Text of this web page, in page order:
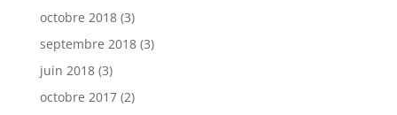
octobre 2018(3)
septembre 2018(3)
juin 2018(3)
octobre 2017(2)